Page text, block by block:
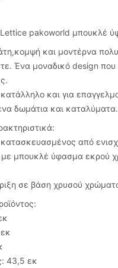
pakoworld μπουκλέ
και μοντέρνα
Ένα μοναδικό design
και για
δωμάτια και καταλύματα.
από
μπουκλέ ύφασμα εκρού
σε βάση χρυσού
43,5 εκ